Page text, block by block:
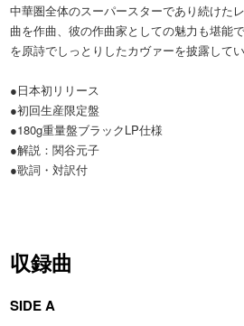
中華圏全体のスーパースターであり続けた
曲を作曲、彼の作曲家としての魅力も堪能
を原詩でしっとりしたカヴァーを披露してい
●日本初リリース
●初回生産限定盤
●180g重量盤ブラックLP仕様
●解説：関谷元子
●歌詞・対訳付
収録曲
SIDE A